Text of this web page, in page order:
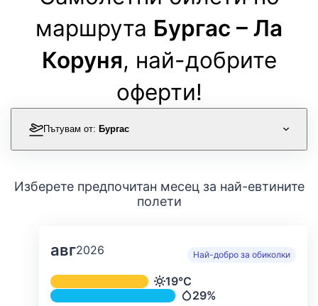
маршрута Бургас – Ла
Коруня, най-добрите
оферти!
Пътувам от: Бургас
Изберете предпочитан месец за най-евтините
полети
авг2026 Най-добро за обиколки
Средна месечна температура и
Температура
19°C
Валежи
29%